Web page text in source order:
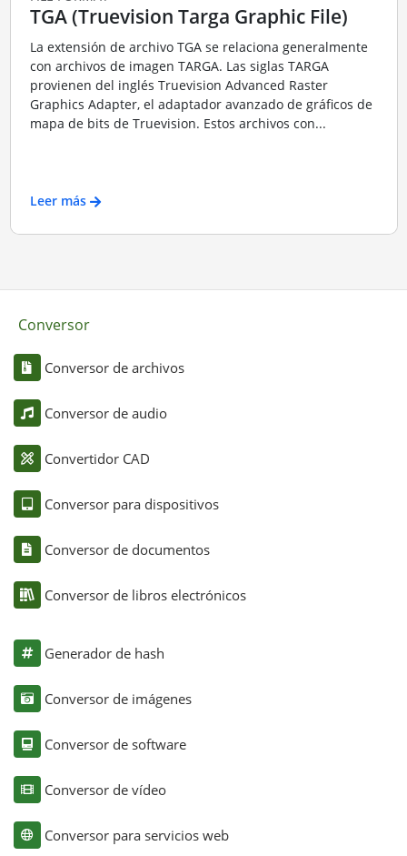
TGA (Truevision Targa Graphic File)
La extensión de archivo TGA se relaciona generalmente
con archivos de imagen TARGA. Las siglas TARGA
provienen del inglés Truevision Advanced Raster
Graphics Adapter, el adaptador avanzado de gráficos de
mapa de bits de Truevision. Estos archivos con...
Leer más
Conversor
Conversor de archivos
Conversor de audio
Convertidor CAD
Conversor para dispositivos
Conversor de documentos
Conversor de libros electrónicos
Generador de hash
Conversor de imágenes
Conversor de software
Conversor de vídeo
Conversor para servicios web